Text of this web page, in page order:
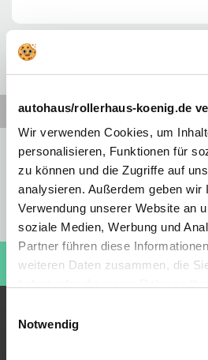
autohaus/rollerhaus-koenig.de
Wir verwenden Cookies, um
personalisieren, Funktionen für
zu können und die Zugriffe auf
analysieren. Außerdem geben wir
Verwendung unserer Website an
soziale Medien, Werbung und
Partner führen diese
weiteren Daten zusammen, die
Cookies, wenn Sie unsere
Notwendig
Preiswahrheit
Sofortige Verfügbarkeit
Ohne Anzahlung
Bundesweit verfügbar
Aktionswochenenden
Besuchen Sie jetzt:
Neuwagen Angebote